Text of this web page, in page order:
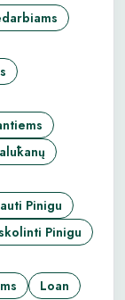
Pinigu
Pinigu
Loan